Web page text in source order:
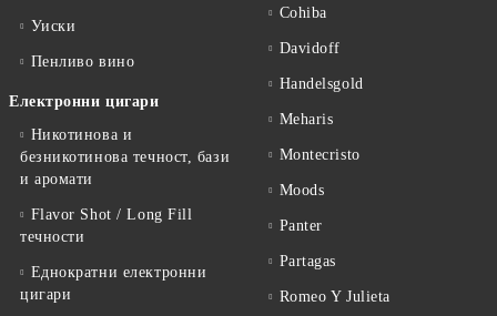
Уиски
Пенливо вино
Електронни цигари
Никотинова и
безникотинова течност, бази
и аромати
Flavor Shot / Long Fill
течности
Еднократни електронни
цигари
Cohiba
Davidoff
Handelsgold
Meharis
Montecristo
Moods
Panter
Partagas
Romeo Y Julieta